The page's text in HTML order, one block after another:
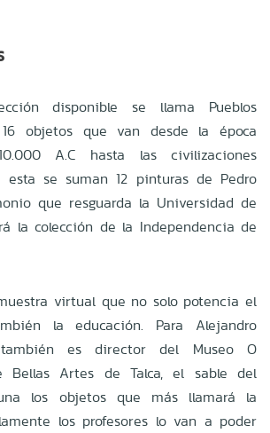
disponible se llama Pueblos
objetos que van desde la época
A.C hasta las civilizaciones
esta se suman 12 pinturas de Pedro
que resguarda la Universidad de
la colección de la Independencia de
virtual que no solo potencia el
la educación. Para Alejandro
es director del Museo O
Bellas Artes de Talca, el sable del
los objetos que más llamará la
los profesores lo van a poder